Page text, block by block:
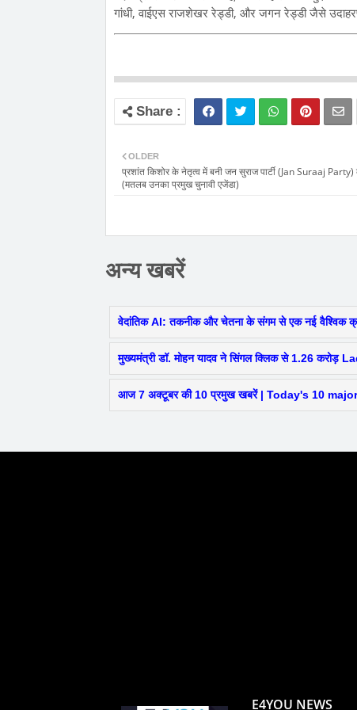
गांधी, वाईएस राजशेखर रेड्डी, और जगन रेड्डी जैसे
OLDER
प्रशांत किशोर के नेतृत्व में बनी जन सुराज पार्टी (Jan Suraaj Party)
(मतलब उनका प्रमुख चुनावी एजेंडा)
अन्य खबरें
वेदांतिक AI: तकनीक और चेतना के संगम से एक नई वैश्विक
मुख्यमंत्री डॉ. मोहन यादव ने सिंगल क्लिक से 1.26 करोड़
आज 7 अक्टूबर की 10 प्रमुख खबरें | Today's 10
E4YOU NEWS